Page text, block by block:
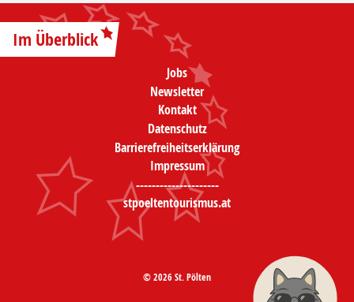
Im Überblick
Jobs
Newsletter
Kontakt
Datenschutz
Barrierefreiheitserklärung
Impressum
---------------------
stpoeltentourismus.at
© 2026 St. Pölten